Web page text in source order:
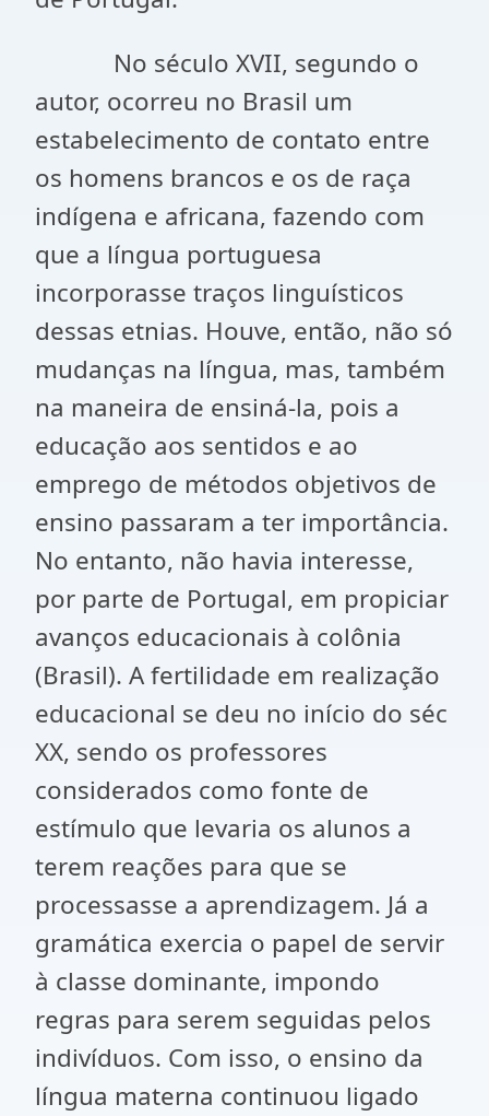
No século XVII, segundo o
autor, ocorreu no Brasil um
estabelecimento de contato entre
os homens brancos e os de raça
indígena e africana, fazendo com
que a língua portuguesa
incorporasse traços linguísticos
dessas etnias. Houve, então, não só
mudanças na língua, mas, também
na maneira de ensiná-la, pois a
educação aos sentidos e ao
emprego de métodos objetivos de
ensino passaram a ter importância.
No entanto, não havia interesse,
por parte de Portugal, em propiciar
avanços educacionais à colônia
(Brasil). A fertilidade em realização
educacional se deu no início do séc
XX, sendo os professores
considerados como fonte de
estímulo que levaria os alunos a
terem reações para que se
processasse a aprendizagem. Já a
gramática exercia o papel de servir
à classe dominante, impondo
regras para serem seguidas pelos
indivíduos. Com isso, o ensino da
língua materna continuou ligado